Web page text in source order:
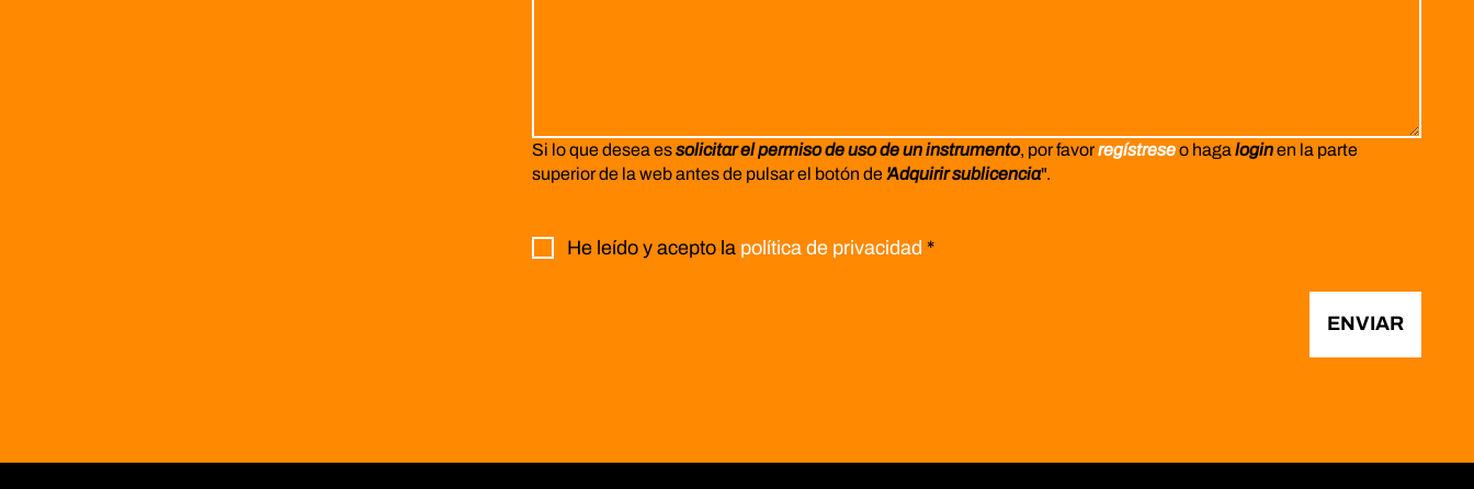
Si lo que desea essolicitar el permiso de uso de un instrumento, por favorregístreseo hagaloginen la parte
superior de la web antes de pulsar el botón de 'Adquirir sublicencia".
He leído y acepto la política de privacidad *
ENVIAR